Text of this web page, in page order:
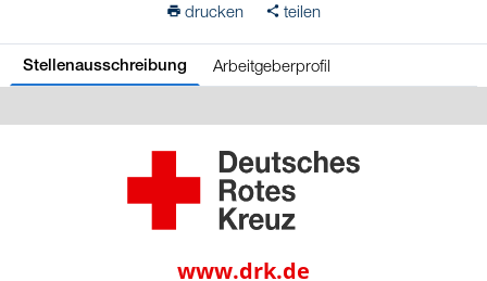
drucken teilen
Stellenausschreibung Arbeitgeberprofil